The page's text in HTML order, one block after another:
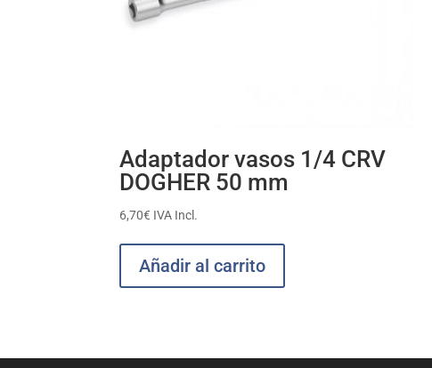
Adaptador vasos 1/4 CRV
DOGHER 50 mm
6,70€ IVA Incl.
Añadir al carrito